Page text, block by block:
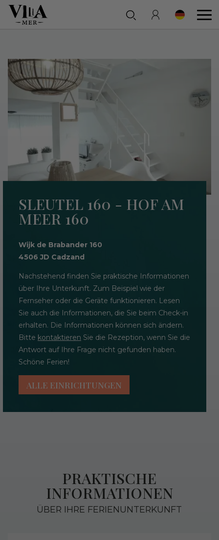
SLEUTEL 160 - HOF AM
MEER 160
Wijk de Brabander 160
4506 JD Cadzand
Nachstehend finden Sie praktische Informationen
über Ihre Unterkunft. Zum Beispiel wie der
Fernseher oder die Geräte funktionieren. Lesen
Sie auch die Informationen, die Sie beim Check-in
erhalten. Die Informationen können sich ändern.
Bitte kontaktieren Sie die Rezeption, wenn Sie die
Antwort auf Ihre Frage nicht gefunden haben.
Schöne Ferien!
ALLE EINRICHTUNGEN
PRAKTISCHE
INFORMATIONEN
ÜBER IHRE FERIENUNTERKUNFT